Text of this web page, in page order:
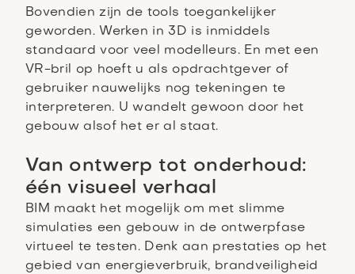
Bovendien zijn de tools toegankelijker
geworden. Werken in 3D is inmiddels
standaard voor veel modelleurs. En met een
VR-bril op hoeft u als opdrachtgever of
gebruiker nauwelijks nog tekeningen te
interpreteren. U wandelt gewoon door het
gebouw alsof het er al staat.
Van ontwerp tot onderhoud:
één visueel verhaal
BIM maakt het mogelijk om met slimme
simulaties een gebouw in de ontwerpfase
virtueel te testen. Denk aan prestaties op het
gebied van energieverbruik, brandveiligheid